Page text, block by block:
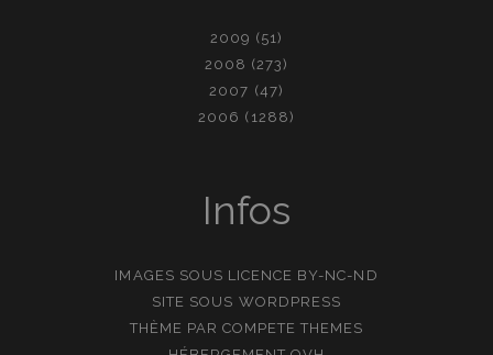
2009 (51)
2008 (273)
2007 (47)
2006 (1288)
Infos
IMAGES SOUS LICENCE BY-NC-ND
SITE SOUS WORDPRESS
THÈME PAR COMPETE THEMES